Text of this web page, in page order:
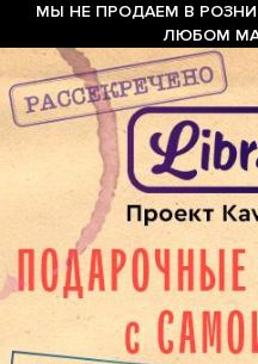
МЫ НЕ ПРОДАЕМ В
ЛЮБОМ